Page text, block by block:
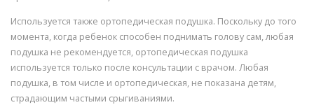
Используется также ортопедическая подушка. Поскольку до того
момента, когда ребенок способен поднимать голову сам, любая
подушка не рекомендуется, ортопедическая подушка
используется только после консультации с врачом. Любая
подушка, в том числе и ортопедическая, не показана детям,
страдающим частыми срыгиваниями.